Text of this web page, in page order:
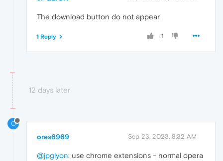
The download button do not appear.
1
1 Reply
12 days later
O
ores6969 Sep 23, 2023, 8:32 AM
@jpglyon: use chrome extensions - normal opera